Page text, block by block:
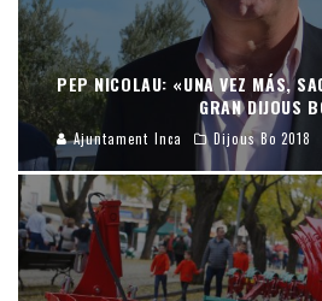
PEP NICOLAU: «UNA VEZ MÁS,
GRAN DIJOUS
Ajuntament Inca Dijous Bo 2018